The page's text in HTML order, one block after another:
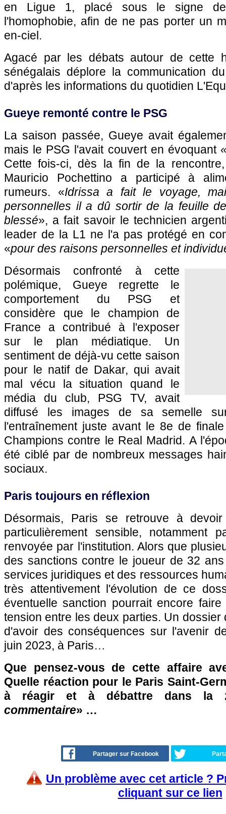
en Ligue 1, placé sous le signe
l'homophobie, afin de ne pas porter un
en-ciel.
Agacé par les débats autour de cette
sénégalais déplore la communication
d'après les informations du quotidien
Gueye remonté contre le PSG
La saison passée, Gueye avait
mais le PSG l'avait couvert en évoquant
Cette fois-ci, dès la fin de la
Mauricio Pochettino a participé à
rumeurs. «Idrissa a fait le voyage,
personnelles il a dû sortir de la feuille
blessé», a fait savoir le technicien
leader de la L1 ne l'a pas protégé en
«pour des raisons personnelles et
Désormais confronté à cette
polémique, Gueye regrette le
comportement du PSG et
considère que le champion de
France a contribué à l'exposer
sur le plan médiatique. Un
sentiment de déjà-vu cette saison
pour le natif de Dakar, qui avait
mal vécu la situation quand le
média du club, PSG TV, avait
diffusé les images de sa semelle
l'entraînement juste avant le 8e de
Champions contre le Real Madrid. A
été ciblé par de nombreux messages
sociaux.
Paris toujours en réflexion
Désormais, Paris se retrouve à
particulièrement sensible, notamment
renvoyée par l'institution. Alors que
des sanctions contre le joueur de 32
services juridiques et des ressources
très attentivement l'évolution de ce
éventuelle sanction pourrait encore
tension entre les deux parties. Un dossier
d'avoir des conséquences sur l'avenir
juin 2023, à Paris…
Que pensez-vous de cette affaire
Quelle réaction pour le Paris Saint-
à réagir et à débattre dans la
commentaire» …
Partager sur Facebook
Un problème avec cet article ?
cliquant sur ce lien